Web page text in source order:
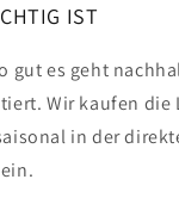
IST
gut es geht
Wir kaufen die
in der